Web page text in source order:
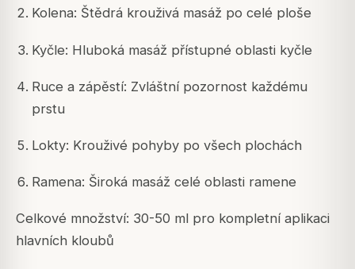
Kolena: Štědrá krouživá masáž po celé ploše
Kyčle: Hluboká masáž přístupné oblasti kyčle
Ruce a zápěstí: Zvláštní pozornost každému
prstu
Lokty: Krouživé pohyby po všech plochách
Ramena: Široká masáž celé oblasti ramene
Celkové množství: 30-50 ml pro kompletní aplikaci
hlavních kloubů